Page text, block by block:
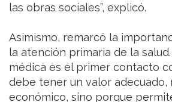
las obras sociales”, explicó.
Asimismo, remarcó la
la atención primaria de la
médica es el primer contacto
debe tener un valor adecuado,
económico, sino porque